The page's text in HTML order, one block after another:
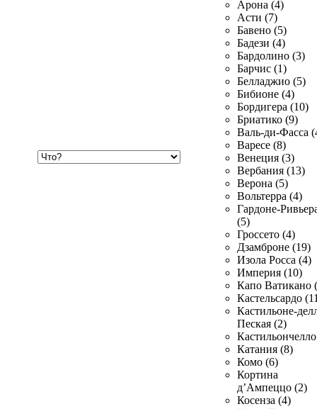
Арона (4)
Асти (7)
Бавено (5)
Бадези (4)
Бардолино (3)
Барчис (1)
Белладжио (5)
Бибионе (4)
Бордигера (10)
Бриатико (9)
Валь-ди-Фасса
Варесе (8)
Венеция (3)
Вербания (13)
Верона (5)
Вольтерра (4)
Гардоне-
(5)
Гроссето (4)
Дзамброне (19)
Изола Росса (4)
Империя (10)
Капо Ватикано
Кастельсардо
Кастильоне-
Пеская (2)
Катания (8)
Комо (6)
Кортина
д’Ампеццо (2)
Косенза (4)